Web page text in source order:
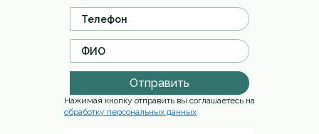
Отправить
Нажимая кнопку отправить вы соглашаетесь на
обработку персональных данных